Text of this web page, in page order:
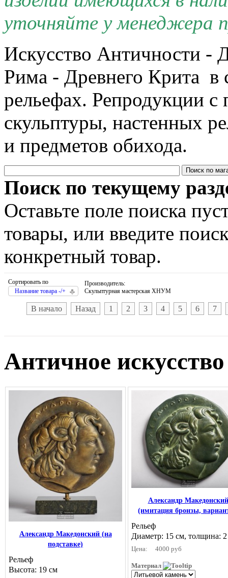
уточняйте у менеджера
Искусство Античности -
Рима - Древнего Крита в
рельефах. Репродукции с
скульптуры, настенных
и предметов обихода.
Поиск по текущему
Оставьте поле поиска
товары, или введите
конкретный товар.
Сортировать по
Название товара -/+
Производитель:
Скульптурная мастерская ХНУМ
В начало Назад 1 2 3 4 5 6 7
Античное искусство
Александр Македонский (на
подставке)
Рельеф
Высота: 19 см
Александр Македонский
(имитация бронзы,
Рельеф
Диаметр: 15 см, толщина:
Цена: 4000 руб
Материал